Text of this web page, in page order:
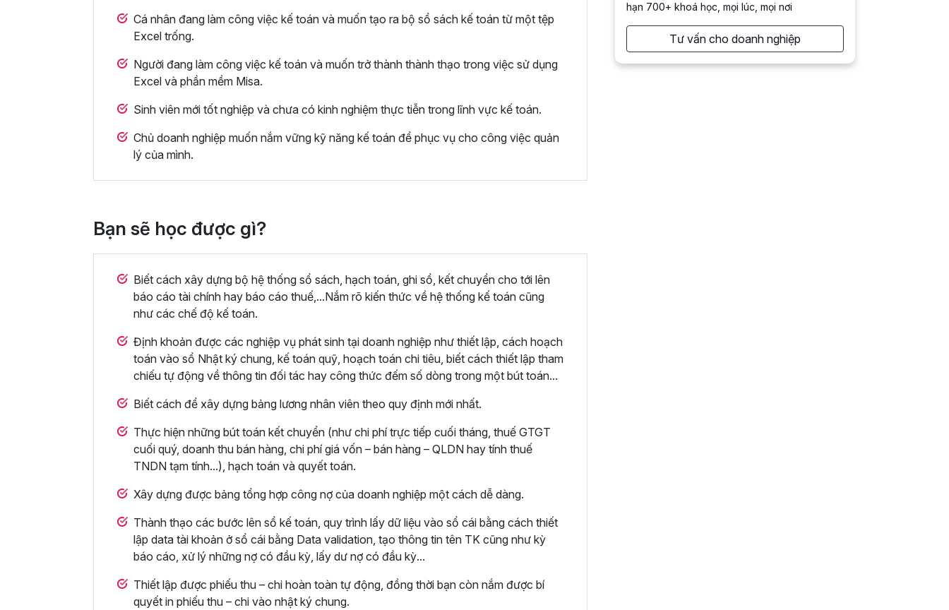
Cá nhân đang làm công việc kế toán và muốn tạo ra bộ sổ sách kế toán từ một tệp
Excel trống.
Người đang làm công việc kế toán và muốn trở thành thành thạo trong việc sử dụng
Excel và phần mềm Misa.
Sinh viên mới tốt nghiệp và chưa có kinh nghiệm thực tiễn trong lĩnh vực kế toán.
Chủ doanh nghiệp muốn nắm vững kỹ năng kế toán để phục vụ cho công việc quản
lý của mình.
Bạn sẽ học được gì?
Biết cách xây dựng bộ hệ thống sổ sách, hạch toán, ghi sổ, kết chuyển cho tới lên
báo cáo tài chính hay báo cáo thuế,...Nắm rõ kiến thức về hệ thống kế toán cũng
như các chế độ kế toán.
Định khoản được các nghiệp vụ phát sinh tại doanh nghiệp như thiết lập, cách hoạch
toán vào sổ Nhật ký chung, kế toán quỹ, hoạch toán chi tiêu, biết cách thiết lập tham
chiếu tự động về thông tin đối tác hay công thức đếm số dòng trong một bút toán...
Biết cách để xây dựng bảng lương nhân viên theo quy định mới nhất.
Thực hiện những bút toán kết chuyển (như chi phí trực tiếp cuối tháng, thuế GTGT
cuối quý, doanh thu bán hàng, chi phí giá vốn – bán hàng – QLDN hay tính thuế
TNDN tạm tính...), hạch toán và quyết toán.
Xây dựng được bảng tổng hợp công nợ của doanh nghiệp một cách dễ dàng.
Thành thạo các bước lên sổ kế toán, quy trình lấy dữ liệu vào sổ cái bằng cách thiết
lập data tài khoản ở sổ cái bằng Data validation, tạo thông tin tên TK cũng như kỳ
báo cáo, xử lý những nợ có đầu kỳ, lấy dư nợ có đầu kỳ...
Thiết lập được phiếu thu – chi hoàn toàn tự động, đồng thời bạn còn nắm được bí
quyết in phiếu thu – chi vào nhật ký chung.
hạn 700+ khoá học, mọi lúc, mọi nơi
Tư vấn cho doanh nghiệp